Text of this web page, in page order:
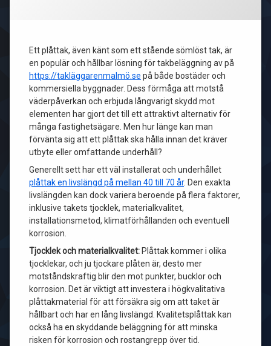
Ett plåttak, även känt som ett stående sömlöst tak, är
en populär och hållbar lösning för takbeläggning av på
https://takläggarenmalmö.se på både bostäder och
kommersiella byggnader. Dess förmåga att motstå
väderpåverkan och erbjuda långvarigt skydd mot
elementen har gjort det till ett attraktivt alternativ för
många fastighetsägare. Men hur länge kan man
förvänta sig att ett plåttak ska hålla innan det kräver
utbyte eller omfattande underhåll?
Generellt sett har ett väl installerat och underhållet
plåttak en livslängd på mellan 40 till 70 år. Den exakta
livslängden kan dock variera beroende på flera faktorer,
inklusive takets tjocklek, materialkvalitet,
installationsmetod, klimatförhållanden och eventuell
korrosion.
Tjocklek och materialkvalitet: Plåttak kommer i olika
tjocklekar, och ju tjockare plåten är, desto mer
motståndskraftig blir den mot punkter, bucklor och
korrosion. Det är viktigt att investera i högkvalitativa
plåttakmaterial för att försäkra sig om att taket är
hållbart och har en lång livslängd. Kvalitetsplåttak kan
också ha en skyddande beläggning för att minska
risken för korrosion och rostangrepp över tid.